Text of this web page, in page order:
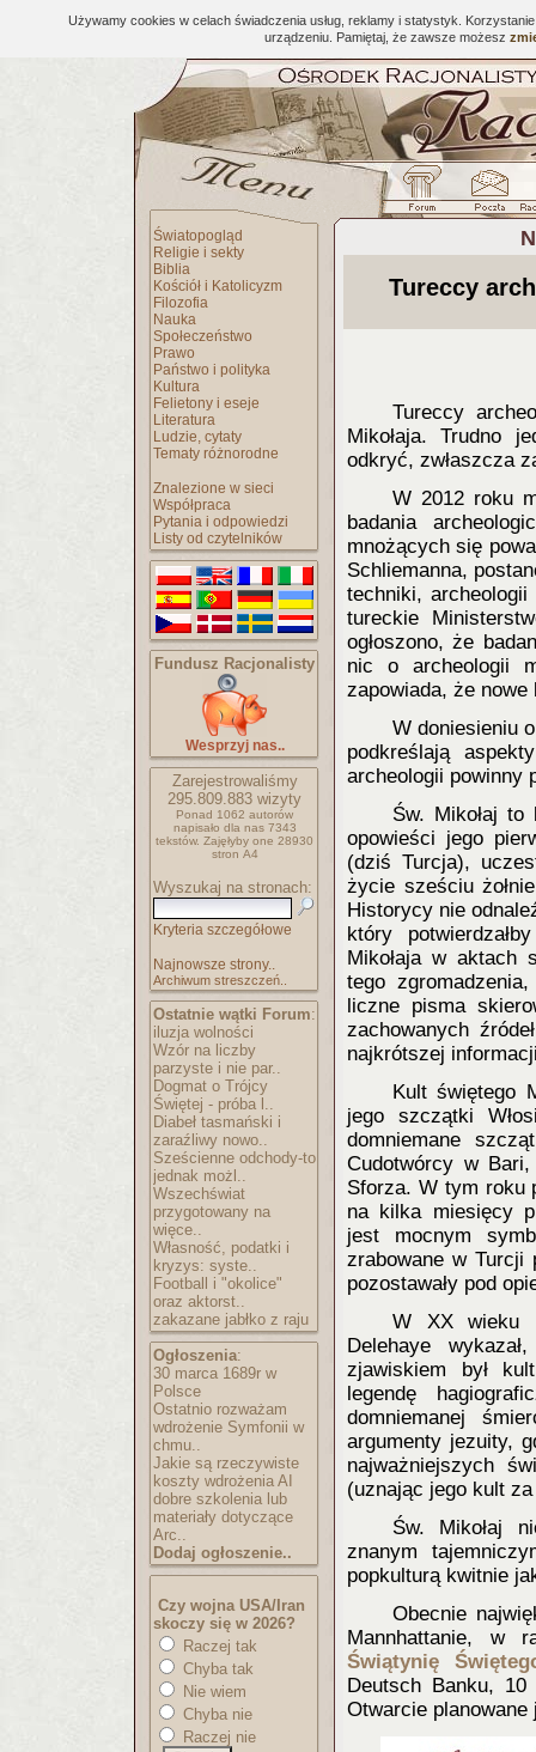
Używamy cookies w celach świadczenia usług, reklamy i statystyk.
urządzeniu. Pamiętaj, że zawsze możesz
Światopogląd
Religie i sekty
Biblia
Kościół i Katolicyzm
Filozofia
Nauka
Społeczeństwo
Prawo
Państwo i polityka
Kultura
Felietony i eseje
Literatura
Ludzie, cytaty
Tematy różnorodne
Znalezione w sieci
Współpraca
Pytania i odpowiedzi
Listy od czytelników
Fundusz Racjonalisty
Wesprzyj nas..
Zarejestrowaliśmy
295.809.883 wizyty
Ponad 1062 autorów
napisało dla nas 7343
tekstów. Zajęłyby one 28930
stron A4
Wyszukaj na stronach:
Kryteria szczegółowe
Najnowsze strony..
Archiwum streszczeń..
Ostatnie wątki Forum:
iluzja wolności
Wzór na liczby
parzyste i nie par..
Dogmat o Trójcy
Świętej - próba l..
Diabeł tasmański i
zaraźliwy nowo..
Sześcienne odchody-to
jednak możl..
Wszechświat
przygotowany na
więce..
Własność, podatki i
kryzys: syste..
Football i "okolice"
oraz aktorst..
zakazane jabłko z raju
Ogłoszenia:
30 marca 1689r w
Polsce
Ostatnio rozważam
wdrożenie Symfonii w
chmu..
Jakie są rzeczywiste
koszty wdrożenia AI
dobre szkolenia lub
materiały dotyczące
Arc..
Dodaj ogłoszenie..
Czy wojna USA/Iran
skoczy się w 2026?
Raczej tak
Chyba tak
Nie wiem
Chyba nie
Raczej nie
Tureccy
Tureccy
Mikołaja. Trudno
odkryć, zwłaszcza
W 2012 roku
badania
mnożących się
Schliemanna,
techniki,
tureckie
ogłoszono, że
nic o archeologii
zapowiada, że
W doniesieniu
podkreślają
archeologii powinny
Św. Mikołaj to
opowieści jego
(dziś Turcja),
życie sześciu
Historycy nie
który
Mikołaja w aktach
tego
liczne pisma
zachowanych
najkrótszej
Kult świętego
jego szczątki
domniemane
Cudotwórcy w
Sforza. W tym roku
na kilka miesięcy
jest mocnym
zrabowane w
pozostawały pod
W XX wieku
Delehaye
zjawiskiem był
legendę
domniemanej
argumenty jezuity,
najważniejszych
(uznając jego kult
Św. Mikołaj
znanym
popkulturą kwitnie
Obecnie
Mannhattanie, w
Świątynię
Deutsch Banku,
Otwarcie planowane